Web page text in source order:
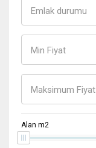
Emlak durumu
Min Fiyat
Maksimum Fiyat
Alan m2